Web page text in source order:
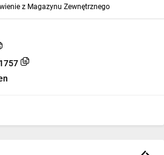
z Magazynu Zewnętrznego